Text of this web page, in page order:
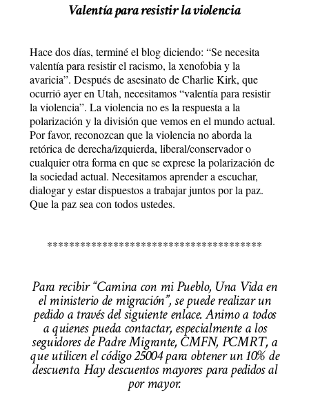
Valentía para resistir la violencia
Hace dos días, terminé el blog diciendo: “Se necesita
valentía para resistir el racismo, la xenofobia y la
avaricia”. Después de asesinato de Charlie Kirk, que
ocurrió ayer en Utah, necesitamos “valentía para resistir
la violencia”. La violencia no es la respuesta a la
polarización y la división que vemos en el mundo actual.
Por favor, reconozcan que la violencia no aborda la
retórica de derecha/izquierda, liberal/conservador o
cualquier otra forma en que se exprese la polarización de
la sociedad actual. Necesitamos aprender a escuchar,
dialogar y estar dispuestos a trabajar juntos por la paz.
Que la paz sea con todos ustedes.
***************************************
Para recibir “Camina con mi Pueblo, Una Vida en
el ministerio de migración”, se puede realizar un
pedido a través del siguiente enlace. Animo a todos
a quienes pueda contactar, especialmente a los
seguidores de Padre Migrante, CMFN, PCMRT, a
que utilicen el código 25004 para obtener un 10% de
descuento. Hay descuentos mayores para pedidos al
por mayor.